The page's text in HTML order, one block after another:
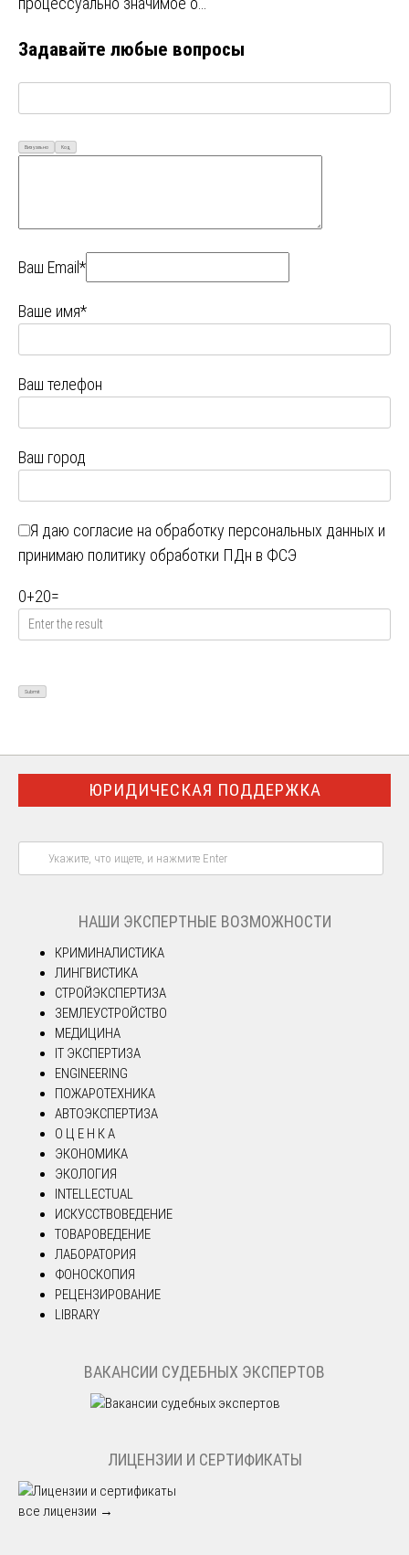
Задавайте любые вопросы
Визуально Код
Ваш Email*
Ваше имя*
Ваш телефон
Ваш город
Я даю согласие на обработку персональных данных и
принимаю политику обработки ПДн в ФСЭ
0+20=
ЮРИДИЧЕСКАЯ ПОДДЕРЖКА
НАШИ ЭКСПЕРТНЫЕ ВОЗМОЖНОСТИ
КРИМИНАЛИСТИКА
ЛИНГВИСТИКА
СТРОЙЭКСПЕРТИЗА
ЗЕМЛЕУСТРОЙСТВО
МЕДИЦИНА
IT ЭКСПЕРТИЗА
ENGINEERING
ПОЖАРОТЕХНИКА
АВТОЭКСПЕРТИЗА
О Ц Е Н К А
ЭКОНОМИКА
ЭКОЛОГИЯ
INTELLECTUAL
ИСКУССТВОВЕДЕНИЕ
ТОВАРОВЕДЕНИЕ
ЛАБОРАТОРИЯ
ФОНОСКОПИЯ
РЕЦЕНЗИРОВАНИЕ
LIBRARY
ВАКАНСИИ СУДЕБНЫХ ЭКСПЕРТОВ
ЛИЦЕНЗИИ И СЕРТИФИКАТЫ
все лицензии →